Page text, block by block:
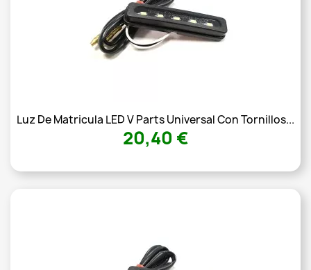
Luz De Matricula LED V Parts Universal Con Tornillos...
20,40 €